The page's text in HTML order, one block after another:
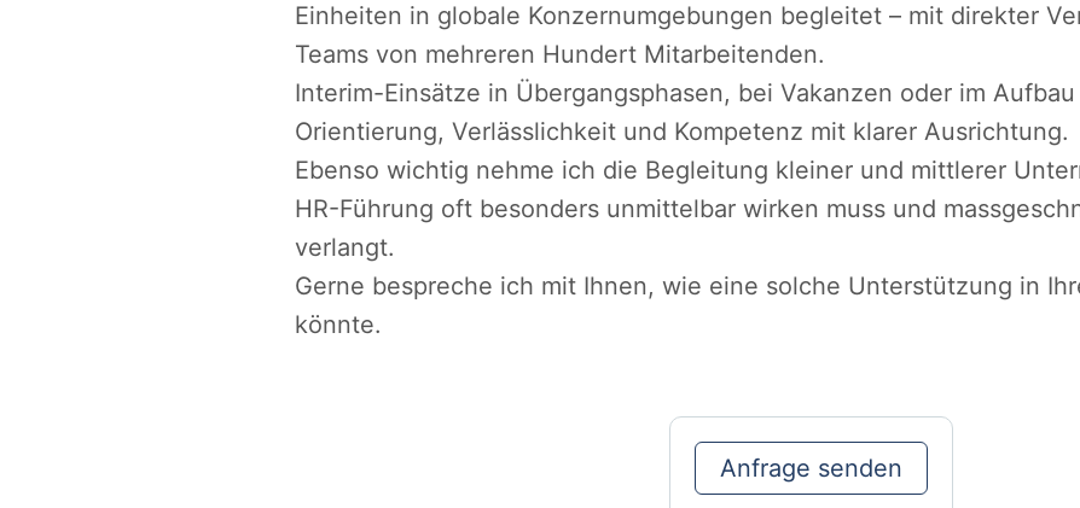
Einheiten in globale Konzernumgebungen begleitet – mit direkter
Teams von mehreren Hundert Mitarbeitenden.
Interim-Einsätze in Übergangsphasen, bei Vakanzen oder im
Orientierung, Verlässlichkeit und Kompetenz mit klarer Ausrichtung.
Ebenso wichtig nehme ich die Begleitung kleiner und mittlerer
HR-Führung oft besonders unmittelbar wirken muss und
verlangt.
Gerne bespreche ich mit Ihnen, wie eine solche Unterstützung in
könnte.
Anfrage senden